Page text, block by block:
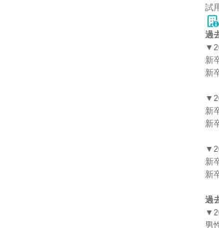
過
新
新
新
新
新
新
過
男